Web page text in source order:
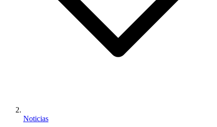
Noticias